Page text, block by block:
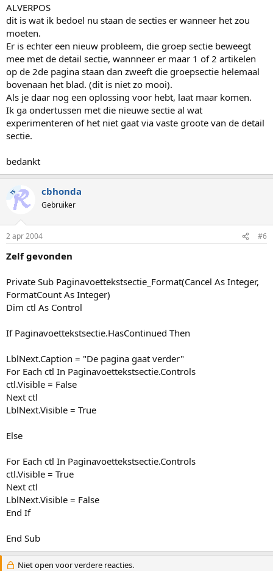
ALVERPOS
dit is wat ik bedoel nu staan de secties er wanneer het zou
moeten.
Er is echter een nieuw probleem, die groep sectie beweegt
mee met de detail sectie, wannneer er maar 1 of 2 artikelen
op de 2de pagina staan dan zweeft die groepsectie helemaal
bovenaan het blad. (dit is niet zo mooi).
Als je daar nog een oplossing voor hebt, laat maar komen.
Ik ga ondertussen met die nieuwe sectie al wat
experimenteren of het niet gaat via vaste groote van de detail
sectie.
bedankt
TS cbhonda
Gebruiker
2 apr 2004 #6
Zelf gevonden
Private Sub Paginavoettekstsectie_Format(Cancel As Integer,
FormatCount As Integer)
Dim ctl As Control
If Paginavoettekstsectie.HasContinued Then
LblNext.Caption = "De pagina gaat verder"
For Each ctl In Paginavoettekstsectie.Controls
ctl.Visible = False
Next ctl
LblNext.Visible = True
Else
For Each ctl In Paginavoettekstsectie.Controls
ctl.Visible = True
Next ctl
LblNext.Visible = False
End If
End Sub
Niet open voor verdere reacties.